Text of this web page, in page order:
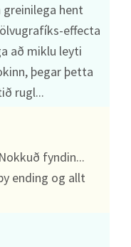
greinilega hent
effecta
að miklu leyti
þegar þetta
rugl...
fyndin...
ending og allt